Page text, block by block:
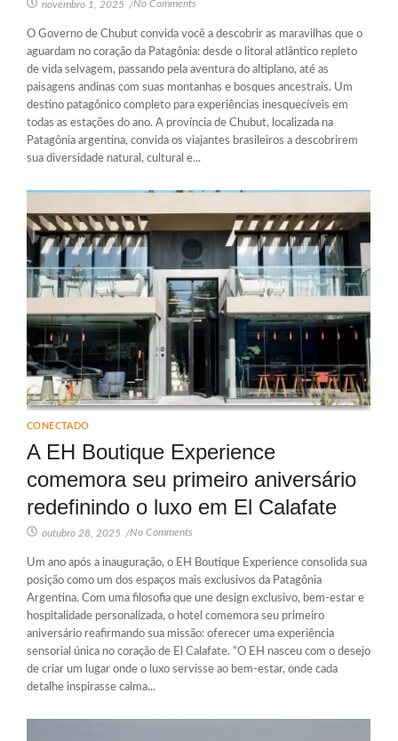
novembro 1, 2025 /No Comments
O Governo de Chubut convida você a descobrir as maravilhas que o
aguardam no coração da Patagônia: desde o litoral atlântico repleto
de vida selvagem, passando pela aventura do altiplano, até as
paisagens andinas com suas montanhas e bosques ancestrais. Um
destino patagônico completo para experiências inesquecíveis em
todas as estações do ano. A província de Chubut, localizada na
Patagônia argentina, convida os viajantes brasileiros a descobrirem
sua diversidade natural, cultural e...
CONECTADO
A EH Boutique Experience
comemora seu primeiro aniversário
redefinindo o luxo em El Calafate
outubro 28, 2025 /No Comments
Um ano após a inauguração, o EH Boutique Experience consolida sua
posição como um dos espaços mais exclusivos da Patagônia
Argentina. Com uma filosofia que une design exclusivo, bem-estar e
hospitalidade personalizada, o hotel comemora seu primeiro
aniversário reafirmando sua missão: oferecer uma experiência
sensorial única no coração de El Calafate. “O EH nasceu com o desejo
de criar um lugar onde o luxo servisse ao bem-estar, onde cada
detalhe inspirasse calma...